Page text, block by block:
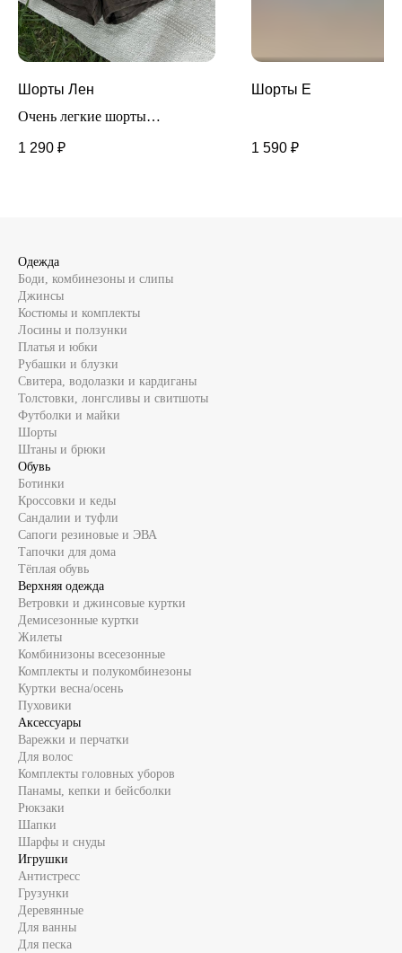
Шорты Лен
Очень легкие шорты
Модель на резинке, резинка
1 290 ₽
Шорты E
1 590 ₽
Одежда
Боди, комбинезоны и слипы
Джинсы
Костюмы и комплекты
Лосины и ползунки
Платья и юбки
Рубашки и блузки
Свитера, водолазки и кардиганы
Толстовки, лонгсливы и свитшоты
Футболки и майки
Шорты
Штаны и брюки
Обувь
Ботинки
Кроссовки и кеды
Сандалии и туфли
Сапоги резиновые и ЭВА
Тапочки для дома
Тёплая обувь
Верхняя одежда
Ветровки и джинсовые куртки
Демисезонные куртки
Жилеты
Комбинизоны всесезонные
Комплекты и полукомбинезоны
Куртки весна/осень
Пуховики
Аксессуары
Варежки и перчатки
Для волос
Комплекты головных уборов
Панамы, кепки и бейсболки
Рюкзаки
Шапки
Шарфы и снуды
Игрушки
Антистресс
Грузунки
Деревянные
Для ванны
Для песка